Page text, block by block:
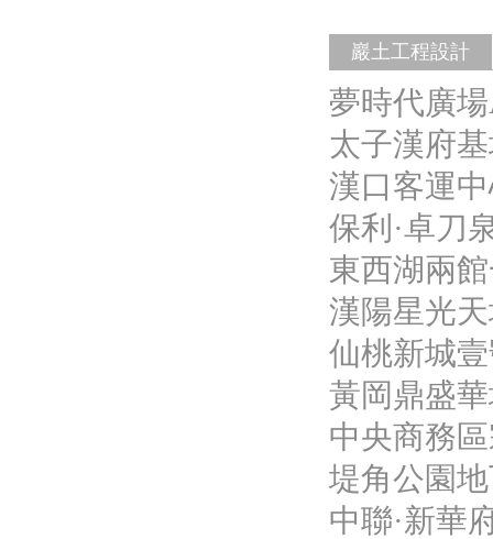
巖土工程設計
夢時代廣
太子漢府
漢口客運
保利·卓刀
東西湖兩
漢陽星光
仙桃新城
黃岡鼎盛
中央商務區
堤角公園
中聯·新華